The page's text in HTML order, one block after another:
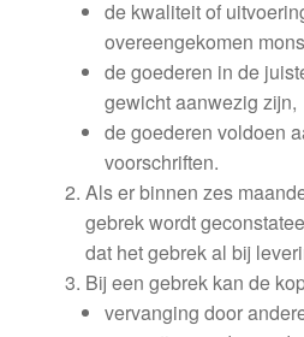
Mijn account
Privacybeleid
Wereldwijde verzending
Winkelwagen
de kwaliteit of
overeengekomen
de goederen in de
gewicht aanwezig zijn,
de goederen voldoen
voorschriften.
Als er binnen zes
gebrek wordt
dat het gebrek al bij
Bij een gebrek kan de
vervanging door